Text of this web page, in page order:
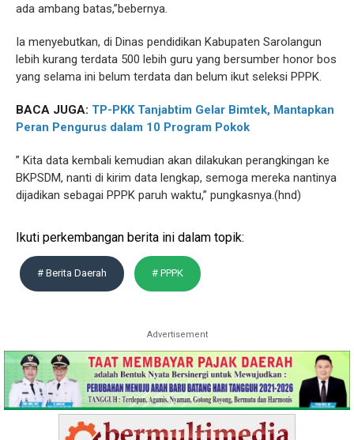
ada ambang batas,”bebernya.
Ia menyebutkan, di Dinas pendidikan Kabupaten Sarolangun
lebih kurang terdata 500 lebih guru yang bersumber honor bos
yang selama ini belum terdata dan belum ikut seleksi PPPK.
BACA JUGA: TP-PKK Tanjabtim Gelar Bimtek, Mantapkan
Peran Pengurus dalam 10 Program Pokok
” Kita data kembali kemudian akan dilakukan perangkingan ke
BKPSDM, nanti di kirim data lengkap, semoga mereka nantinya
dijadikan sebagai PPPK paruh waktu,” pungkasnya.(hnd)
Ikuti perkembangan berita ini dalam topik:
# Berita Daerah # PPPK
Advertisement